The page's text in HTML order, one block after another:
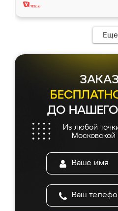
Еще
ДО
Из любой
Московской